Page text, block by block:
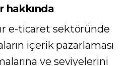
hakkında
e-ticaret sektöründe
içerik pazarlaması
ve seviyelerini